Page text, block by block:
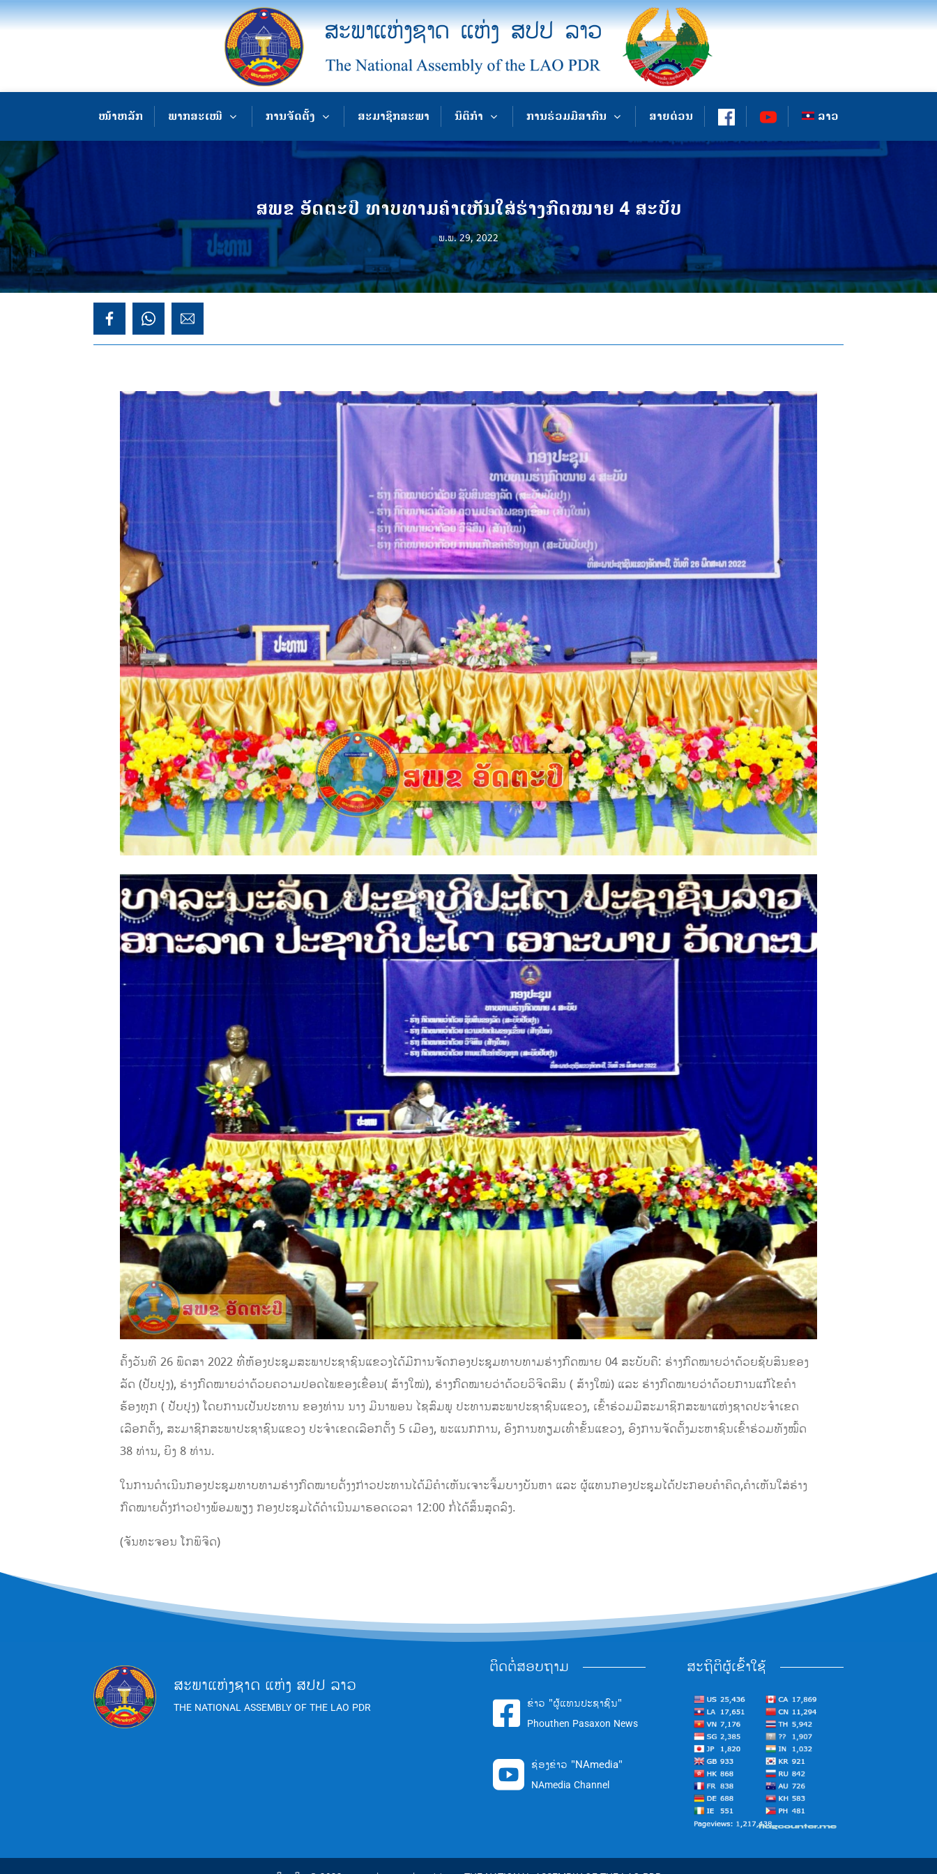
ໜ້າຫລັກ ພາກສະເໜີ ການຈັດຕັ້ງ ສະມາຊິກສະພາ ນິຕິກຳ ການຮ່ວມມືສາກົນ ສາຍດ່ວນ ລາວ
ສພຂ ອັດຕະປື ທາບທາມຄໍາເຫັນໃສ່ຮ່າງກົດໝາຍ 4 ສະບັບ
ພ.ພ. 29, 2022
ຄັ້ງວັນທີ 26 ພຶດສາ 2022 ທີ່ຫ້ອງປະຊຸມສະພາປະຊາຊົນແຂວງໄດ້ມີການຈັດກອງປະຊຸມທາບທາມຮ່າງກົດໝາຍ 04 ສະບັບຄື: ຮ່າງກົດໝາຍວ່າດ້ວຍຊັບສິນຂອງ
ລັດ (ປັບປຸງ), ຮ່າງກົດໝາຍວ່າດ້ວຍຄວາມປອດໄພຂອງເຂື່ອນ( ສ້າງໃໝ່), ຮ່າງກົດໝາຍວ່າດ້ວຍວິຈິດສິນ ( ສ້າງໃໝ່) ແລະ ຮ່າງກົດໝາຍວ່າດ້ວຍການແກ້ໄຂຄໍາ
ຮ້ອງທຸກ ( ປັບປຸງ) ໂດຍການເປັນປະທານ ຂອງທ່ານ ນາງ ມີນາພອນ ໄຊສົມພູ ປະທານສະພາປະຊາຊົນແຂວງ, ເຂົ້າຮ່ວມມີສະມາຊິກສະພາແຫ່ງຊາດປະຈໍາເຂດ
ເລືອກຕັ້ງ, ສະມາຊິກສະພາປະຊາຊົນແຂວງ ປະຈໍາເຂດເລືອກຕັ້ງ 5 ເມືອງ, ພະແນກການ, ອົງການທຽມເທົ່າຂັ້ນແຂວງ, ອົງການຈັດຕັ້ງມະຫາຊົນເຂົ້າຮ່ວມທັງໝົ້ດ
38 ທ່ານ, ຍິງ 8 ທ່ານ.
ໃນການດໍາເນີນກອງປະຊຸມທາບທາມຮ່າງກົດໝາຍດັ່ງງກ່າວປະທານໄດ້ມີຄໍາເຫັນເຈາະຈິ້ມບາງບັນຫາ ແລະ ຜູ້ແທນກອງປະຊຸມໄດ້ປະກອບຄໍາຄິດ,ຄໍາເຫັນໃສ່ຮ່າງ
ກົດໝາຍດັ່ງກ່າວຢ່າງພ້ອມພຽງ ກອງປະຊຸມໄດ້ດໍາເນີນມາຮອດເວລາ 12:00 ກໍ່ໄດ້ສິ້ນສຸດລົງ.
(ຈັນທະຈອນ ໂກພິຈິດ)
ສະພາແຫ່ງຊາດ ແຫ່ງ ສປປ ລາວ
THE NATIONAL ASSEMBLY OF THE LAO PDR
ຕິດຕໍ່ສອບຖາມ
 ຂ່າວ "ຜູ້ແທນປະຊາຊົນ"
Phouthen Pasaxon News
 ຊ່ອງຂ່າວ "NAmedia"
NAmedia Channel
ສະຖິຕິຜູ້ເຂົ້າໃຊ້